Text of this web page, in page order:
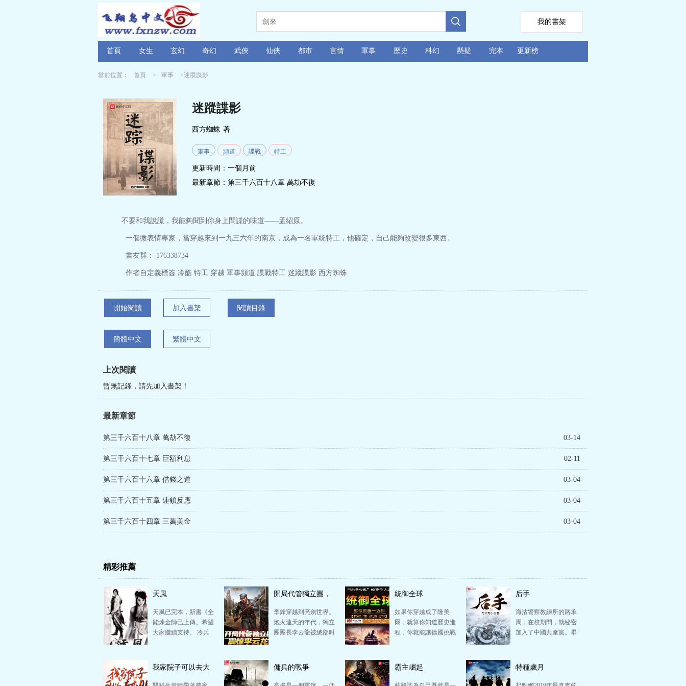
我的書架
首頁 女生 玄幻 奇幻 武俠 仙俠 都市 言情 軍事 歷史 科幻 懸疑 完本 更新榜
當前位置： 首頁 > 軍事 >迷蹤諜影
迷蹤諜影
西方蜘蛛 著
軍事 頻道 諜戰 特工
更新時間：一個月前
最新章節： 第三千六百十八章 萬劫不復
不要和我說謊，我能夠聞到你身上間諜的味道——孟紹原。
一個微表情專家，當穿越來到一九三六年的南京，成為一名軍統特工，他確定，自己能夠改變很多東西。
書友群： 176338734
作者自定義標簽 冷酷 特工 穿越 軍事頻道 諜戰特工 迷蹤諜影 西方蜘蛛
開始閱讀 加入書架 閱讀目錄
簡體中文 繁體中文
上次閱讀
暫無記錄，請先加入書架！
最新章節
第三千六百十八章 萬劫不復 03-14
第三千六百十七章 巨額利息 02-11
第三千六百十六章 借錢之道 03-04
第三千六百十五章 連鎖反應 03-04
第三千六百十四章 三萬美金 03-04
精彩推薦
天風
天風已完本，新書《全
能煉金師已上傳。希望
大家繼續支持。 冷兵
開局代管獨立團，
震驚李云龍
李鋒穿越到亮劍世界。
炮火連天的年代，獨立
團團長李云龍被總部叫
統御全球
如果你穿越成了隆美
爾，就算你知道歷史進
程，你就能讓德國挑戰
國…
后手
海沽警察教練所的路承
周，在校期間，就秘密
加入了中國共產黨。畢
沽…
我家院子可以去大
明
傭兵的戰爭 霸主崛起 特種歲月